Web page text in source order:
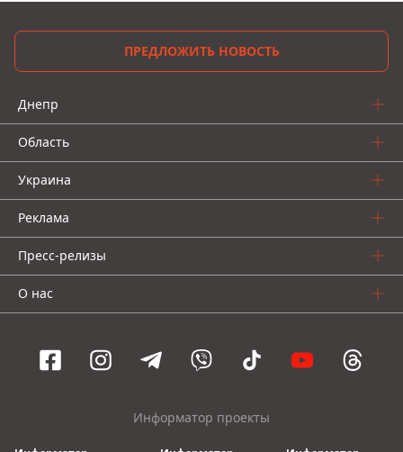
ПРЕДЛОЖИТЬ НОВОСТЬ
Днепр
Область
Украина
Реклама
Пресс-релизы
О нас
Информатор проекты